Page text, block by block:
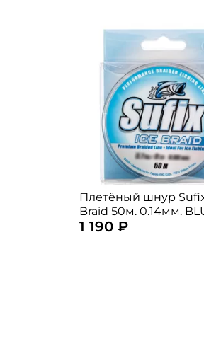
Плетёный шнур
Braid 50м. 0.14мм.
1 190 ₽